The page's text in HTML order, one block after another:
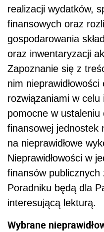
realizacji wydatków,
finansowych oraz
gospodarowania
oraz inwentaryzacji
Zapoznanie się z
nim
rozwiązaniami w
pomocne w
finansowej jednostek
na nieprawidłowe
Nieprawidłowości w
finansów
Poradniku będą dla
interesującą lekturą.
Wybrane